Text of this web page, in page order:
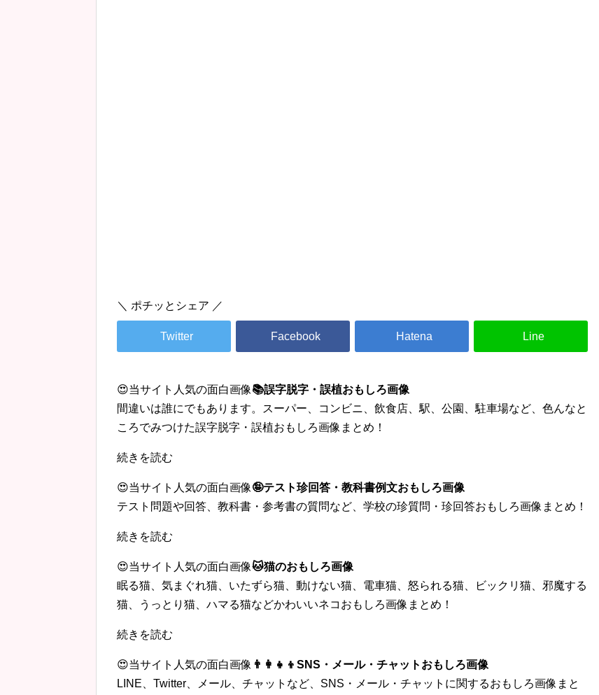
＼ ポチッとシェア ／
😍当サイト人気の面白画像📚誤字脱字・誤植おもしろ画像
間違いは誰にでもあります。スーパー、コンビニ、飲食店、駅、公園、駐車場など、色んなと
ころでみつけた誤字脱字・誤植おもしろ画像まとめ！
続きを読む
😍当サイト人気の面白画像🤪テスト珍回答・教科書例文おもしろ画像
テスト問題や回答、教科書・参考書の質問など、学校の珍質問・珍回答おもしろ画像まとめ！
続きを読む
😍当サイト人気の面白画像🐱猫のおもしろ画像
眠る猫、気まぐれ猫、いたずら猫、動けない猫、電車猫、怒られる猫、ビックリ猫、邪魔する
猫、うっとり猫、ハマる猫などかわいいネコおもしろ画像まとめ！
続きを読む
😍当サイト人気の面白画像 👨‍👩‍👧‍👦SNS・メール・チャットおもしろ画像
LINE、Twitter、メール、チャットなど、SNS・メール・チャットに関するおもしろ画像まと